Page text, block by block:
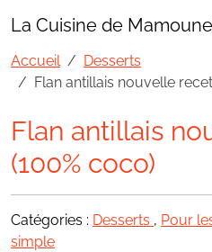
La Cuisine de
Accueil
Desserts
Flan antillais nouvelle
Flan antillais
(100% coco)
Catégories : Desserts , Pour
simple